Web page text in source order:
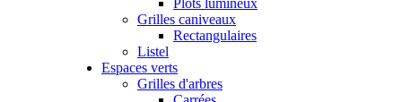
Plots lumineux
Grilles caniveaux
Rectangulaires
Listel
Espaces verts
Grilles d'arbres